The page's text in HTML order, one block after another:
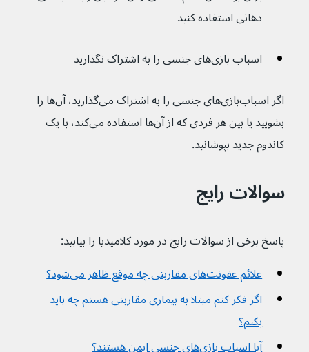
دهانی استفاده کنید
اسباب بازی‌های جنسی را به اشتراک نگذارید
اگر اسباب‌بازی‌های جنسی را به اشتراک می‌گذارید، آن‌ها را
بشویید یا بین هر فردی که از آن‌ها استفاده می‌کند، با یک
کاندوم جدید بپوشانید.
سوالات رایج
پاسخ برخی از سوالات رایج در مورد کلامیدیا را بیابید:
علائم عفونت‌های مقاربتی چه موقع ظاهر می‌شود؟
اگر فکر کنم مبتلا به بیماری مقاربتی هستم چه باید
بکنم؟
آیا اسباب بازی‌های جنسی ایمن هستند؟